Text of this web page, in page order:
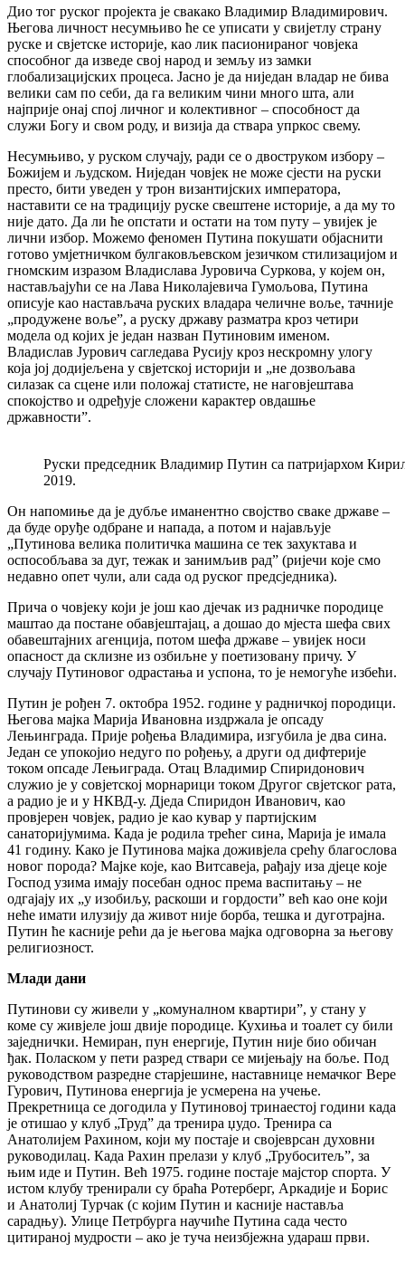
Дио тог руског пројекта је свакако Владимир Владимирович.
Његова личност несумњиво ће се уписати у свијетлу страну
руске и свјетске историје, као лик пасионираног човјека
способног да изведе свој народ и земљу из замки
глобализацијских процеса. Јасно је да ниједан владар не бива
велики сам по себи, да га великим чини много шта, али
најприје онај спој личног и колективног – способност да
служи Богу и свом роду, и визија да ствара упркос свему.
Несумњиво, у руском случају, ради се о двоструком избору –
Божијем и људском. Ниједан човјек не може сјести на руски
престо, бити уведен у трон византијских императора,
наставити се на традицију руске свештене историје, а да му то
није дато. Да ли ће опстати и остати на том путу – увијек је
лични избор. Можемо феномен Путина покушати објаснити
готово умјетничком булгаковљевском језичком стилизацијом и
гномским изразом Владислава Јуровича Суркова, у којем он,
настављајући се на Лава Николајевича Гумољова, Путина
описује као настављача руских владара челичне воље, тачније
„продужене воље”, а руску државу разматра кроз четири
модела од којих је један назван Путиновим именом.
Владислав Јурович сагледава Русију кроз нескромну улогу
која јој додијељена у свјетској историји и „не дозвољава
силазак са сцене или положај статисте, не наговјештава
спокојство и одређује сложени карактер овдашње
државности”.
Руски председник Владимир Путин са патријархом
2019.
Он напомиње да је дубље иманентно својство сваке државе –
да буде оруђе одбране и напада, а потом и најављује
„Путинова велика политичка машина се тек захуктава и
оспособљава за дуг, тежак и занимљив рад” (ријечи које смо
недавно опет чули, али сада од руског предсједника).
Прича о човјеку који је још као дјечак из радничке породице
маштао да постане обавјештајац, а дошао до мјеста шефа свих
обавештајних агенција, потом шефа државе – увијек носи
опасност да склизне из озбиљне у поетизовану причу. У
случају Путиновог одрастања и успона, то је немогуће избећи.
Путин је рођен 7. октобра 1952. године у радничкој породици.
Његова мајка Марија Ивановна издржала је опсаду
Лењинграда. Прије рођења Владимира, изгубила је два сина.
Један се упокојио недуго по рођењу, а други од дифтерије
током опсаде Лењиграда. Отац Владимир Спиридонович
служио је у совјетској морнарици током Другог свјетског рата,
а радио је и у НКВД-у. Дједа Спиридон Иванович, као
провјерен човјек, радио је као кувар у партијским
санаторијумима. Када је родила трећег сина, Марија је имала
41 годину. Како је Путинова мајка доживјела срећу благослова
новог порода? Мајке које, као Витсавеја, рађају иза дјеце које
Господ узима имају посебан однос према васпитању – не
одгајају их „у изобиљу, раскоши и гордости” већ као оне који
неће имати илузију да живот није борба, тешка и дуготрајна.
Путин ће касније рећи да је његова мајка одговорна за његову
религиозност.
Млади дани
Путинови су живели у „комуналном квартири”, у стану у
коме су живјеле још двије породице. Кухиња и тоалет су били
заједнички. Немиран, пун енергије, Путин није био обичан
ђак. Поласком у пети разред ствари се мијењају на боље. Под
руководством разредне старјешине, наставнице немачког Вере
Гурович, Путинова енергија је усмерена на учење.
Прекретница се догодила у Путиновој тринаестој години када
је отишао у клуб „Труд” да тренира џудо. Тренира са
Анатолијем Рахином, који му постаје и својеврсан духовни
руководилац. Када Рахин прелази у клуб „Трубоситељ”, за
њим иде и Путин. Већ 1975. године постаје мајстор спорта. У
истом клубу тренирали су браћа Ротерберг, Аркадије и Борис
и Анатолиј Турчак (с којим Путин и касније наставља
сарадњу). Улице Петрбурга научиће Путина сада често
цитираној мудрости – ако је туча неизбјежна удараш први.